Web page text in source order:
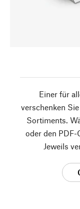
Einer für
verschenken
Sortiments.
oder den
Jeweils